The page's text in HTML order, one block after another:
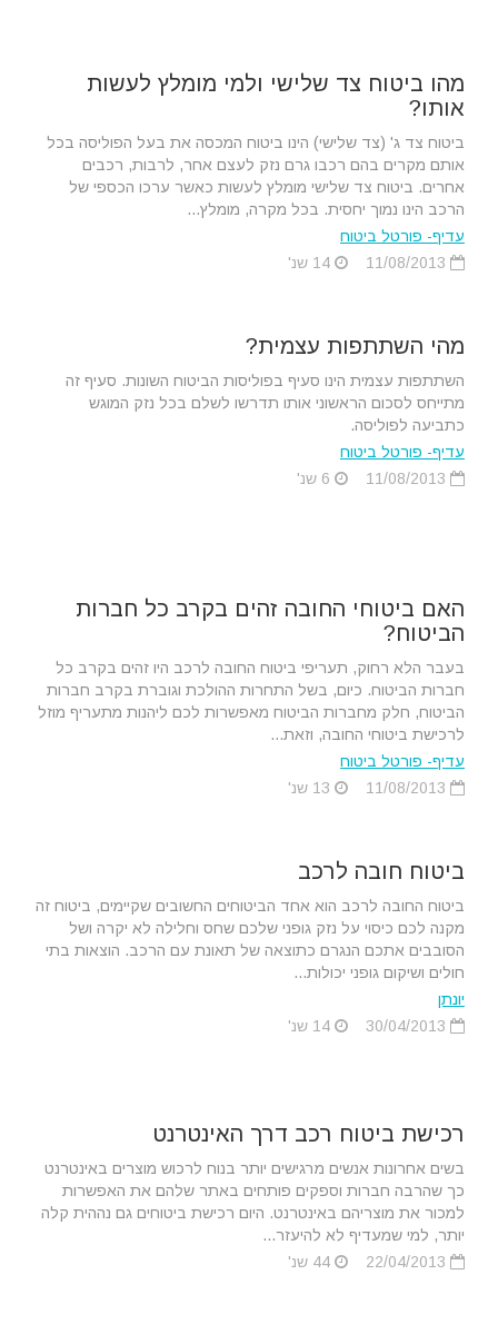
מהו ביטוח צד שלישי ולמי מומלץ לעשות
אותו?
ביטוח צד ג' (צד שלישי) הינו ביטוח המכסה את בעל הפוליסה בכל
אותם מקרים בהם רכבו גרם נזק לעצם אחר, לרבות, רכבים
אחרים. ביטוח צד שלישי מומלץ לעשות כאשר ערכו הכספי של
הרכב הינו נמוך יחסית. בכל מקרה, מומלץ...
עדיף- פורטל ביטוח
מהי השתתפות עצמית?
השתתפות עצמית הינו סעיף בפוליסות הביטוח השונות. סעיף זה
מתייחס לסכום הראשוני אותו תדרשו לשלם בכל נזק המוגש
כתביעה לפוליסה.
עדיף- פורטל ביטוח
האם ביטוחי החובה זהים בקרב כל חברות
הביטוח?
בעבר הלא רחוק, תעריפי ביטוח החובה לרכב היו זהים בקרב כל
חברות הביטוח. כיום, בשל התחרות ההולכת וגוברת בקרב חברות
הביטוח, חלק מחברות הביטוח מאפשרות לכם ליהנות מתעריף מוזל
לרכישת ביטוחי החובה, וזאת...
עדיף- פורטל ביטוח
ביטוח חובה לרכב
ביטוח החובה לרכב הוא אחד הביטוחים החשובים שקיימים, ביטוח זה
מקנה לכם כיסוי על נזק גופני שלכם שחס וחלילה לא יקרה ושל
הסובבים אתכם הנגרם כתוצאה של תאונת עם הרכב. הוצאות בתי
חולים ושיקום גופני יכולות...
יונתן
רכישת ביטוח רכב דרך האינטרנט
בשים אחרונות אנשים מרגישים יותר בנוח לרכוש מוצרים באינטרנט
כך שהרבה חברות וספקים פותחים באתר שלהם את האפשרות
למכור את מוצריהם באינטרנט. היום רכישת ביטוחים גם נההית קלה
יותר, למי שמעדיף לא להיעזר...